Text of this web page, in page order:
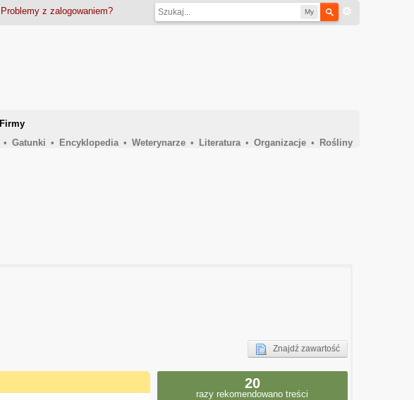
My
Problemy z zalogowaniem?
Firmy
• Gatunki • Encyklopedia • Weterynarze • Literatura • Organizacje •
Rośliny
Znajdź zawartość
20
razy rekomendowano treści